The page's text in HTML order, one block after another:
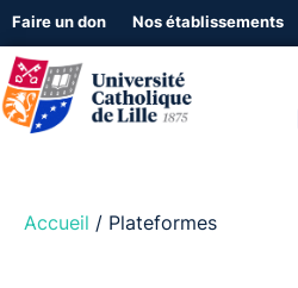
Faire un don Nos établissements
Accueil / Plateformes